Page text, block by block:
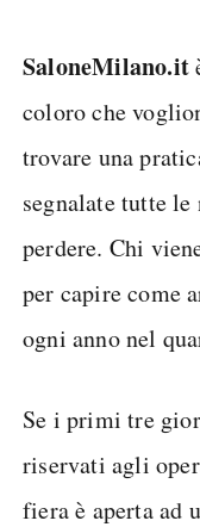
SaloneMilano.it
coloro che
trovare una
segnalate tutte
perdere. Chi
per capire come
ogni anno nel
Se i primi tre
riservati agli
fiera è aperta ad